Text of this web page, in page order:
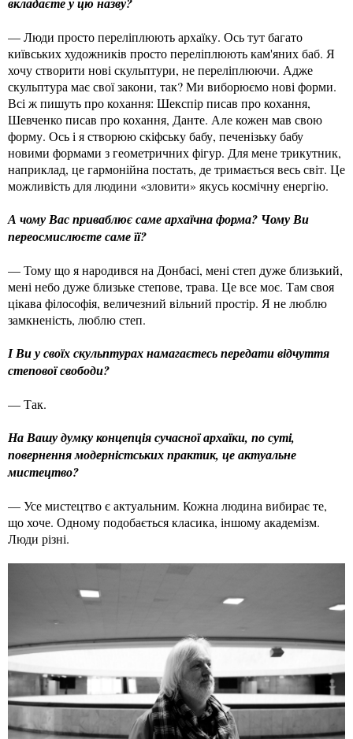
— Люди просто переліплюють архаїку. Ось тут багато
київських художників просто переліплюють кам'яних баб. Я
хочу створити нові скульптури, не переліплюючи. Адже
скульптура має свої закони, так? Ми виборюємо нові форми.
Всі ж пишуть про кохання: Шекспір ​​писав про кохання,
Шевченко писав про кохання, Данте. Але кожен мав свою
форму. Ось і я створюю скіфську бабу, печенізьку бабу
новими формами з геометричних фігур. Для мене трикутник,
наприклад, це гармонійна постать, де тримається весь світ. Це
можливість для людини «зловити» якусь космічну енергію.
А чому Вас приваблює саме архаїчна форма? Чому Ви
переосмислюєте саме її?
— Тому що я народився на Донбасі, мені степ дуже близький,
мені небо дуже близьке степове, трава. Це все моє. Там своя
цікава філософія, величезний вільний простір. Я не люблю
замкненість, люблю степ.
І Ви у своїх скульптурах намагаєтесь передати відчуття
степової свободи?
— Так.
На Вашу думку концепція сучасної архаїки, по суті,
повернення модерністських практик, це актуальне
мистецтво?
— Усе мистецтво є актуальним. Кожна людина вибирає те,
що хоче. Одному подобається класика, іншому академізм.
Люди різні.